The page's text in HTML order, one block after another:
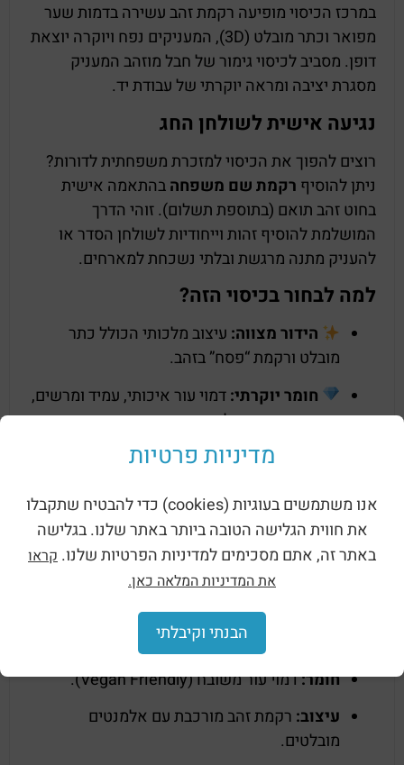
מדיניות פרטיות
אנו משתמשים בעוגיות (cookies) כדי להבטיח שתקבלו
את חווית הגלישה הטובה ביותר באתר שלנו. בגלישה
באתר זה, אתם מסכימים למדיניות הפרטיות שלנו. קראו
את המדיניות המלאה כאן.
הבנתי וקיבלתי
במרכז הכיסוי מופיעה רקמת זהב עשירה בדמות שער
מפואר וכתר מובלט (3D), המעניקים נפח ויוקרה יוצאת
דופן. מסביב לכיסוי גימור של חבל מוזהב המעניק
מסגרת יציבה ומראה יוקרתי של עבודת יד.
נגיעה אישית לשולחן החג
רוצים להפוך את הכיסוי למזכרת משפחתית לדורות?
ניתן להוסיף רקמת שם משפחהבהתאמה אישית
בחוט זהב תואם (בתוספת תשלום). זוהי הדרך
המושלמת להוסיף זהות וייחודיות לשולחן הסדר או
להעניק מתנה מרגשת ובלתי נשכחת למארחים.
למה לבחור בכיסוי הזה?
הידור מצווה: עיצוב מלכותי הכולל כתר
מובלט ורקמת “פסח” בזהב.
חומר יוקרתי:דמוי עור איכותי, עמיד ומרשים,
המעניק מראה של עור אמיתי בגימור נקי.
התאמה אישית:אפשרות להוספת שם
תחזוקה קלה:החומר עמיד וקל לניקוי
במטלית לחה – אידיאלי לסביבת שולחן החג.
מתנה מושלמת:פריט חובה לכל בית יהודי,
חומר:דמוי עור משובח (Vegan Friendly).
עיצוב: רקמת זהב מורכבת עם אלמנטים
מובלטים.